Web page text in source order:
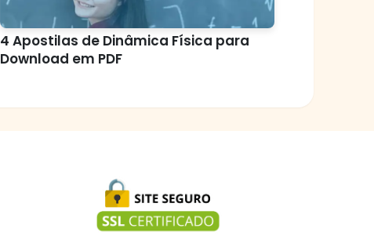
4 Apostilas de Dinâmica Física para
Download em PDF